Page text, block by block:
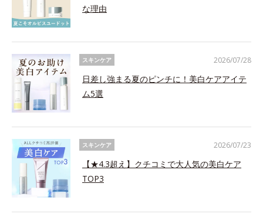
な理由
スキンケア
日差し強まる夏のピンチに！美白ケアアイテ
ム5選
2026/07/28
スキンケア
【★4.3超え】クチコミで大人気の美白ケア
TOP3
2026/07/23